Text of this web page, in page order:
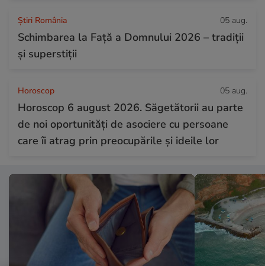
Știri România 05 aug.
Schimbarea la Față a Domnului 2026 – tradiții
și superstiții
Horoscop 05 aug.
Horoscop 6 august 2026. Săgetătorii au parte
de noi oportunități de asociere cu persoane
care îi atrag prin preocupările și ideile lor